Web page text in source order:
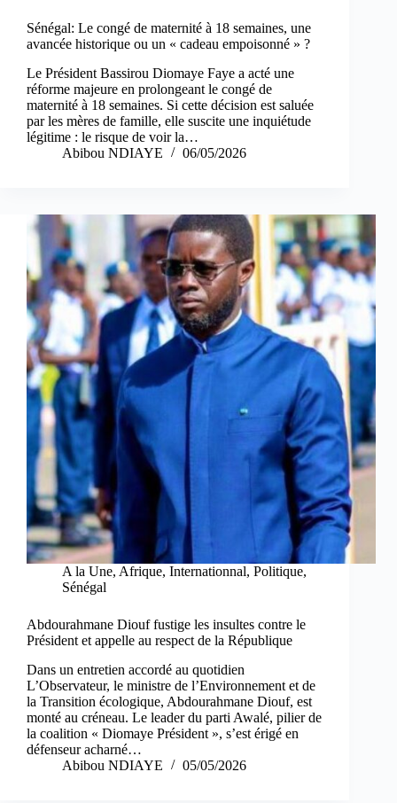
Sénégal: Le congé de maternité à 18 semaines, une
avancée historique ou un « cadeau empoisonné » ?
Le Président Bassirou Diomaye Faye a acté une
réforme majeure en prolongeant le congé de
maternité à 18 semaines. Si cette décision est saluée
par les mères de famille, elle suscite une inquiétude
légitime : le risque de voir la…
Abibou NDIAYE
06/05/2026
A la Une, Afrique, Internationnal, Politique,
Sénégal
Abdourahmane Diouf fustige les insultes contre le
Président et appelle au respect de la République
Dans un entretien accordé au quotidien
L’Observateur, le ministre de l’Environnement et de
la Transition écologique, Abdourahmane Diouf, est
monté au créneau. Le leader du parti Awalé, pilier de
la coalition « Diomaye Président », s’est érigé en
défenseur acharné…
Abibou NDIAYE
05/05/2026